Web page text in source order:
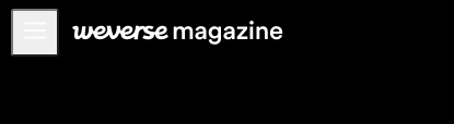
お知らせ